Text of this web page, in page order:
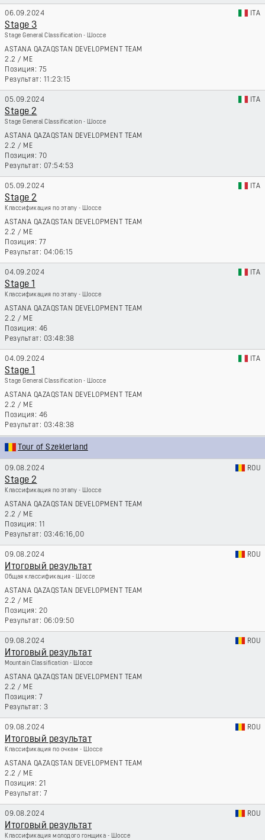
06.09.2024 ITA
Stage 3
Stage General Classification - Шоссе
ASTANA QAZAQSTAN DEVELOPMENT TEAM
2.2 / ME
75
11:23:15
05.09.2024 ITA
Stage 2
Stage General Classification - Шоссе
ASTANA QAZAQSTAN DEVELOPMENT TEAM
2.2 / ME
70
07:54:53
05.09.2024 ITA
Stage 2
Классификация по этапу - Шоссе
ASTANA QAZAQSTAN DEVELOPMENT TEAM
2.2 / ME
77
04:06:15
04.09.2024 ITA
Stage 1
Классификация по этапу - Шоссе
ASTANA QAZAQSTAN DEVELOPMENT TEAM
2.2 / ME
46
03:48:38
04.09.2024 ITA
Stage 1
Stage General Classification - Шоссе
ASTANA QAZAQSTAN DEVELOPMENT TEAM
2.2 / ME
46
03:48:38
Tour of Szeklerland
09.08.2024 ROU
Stage 2
Классификация по этапу - Шоссе
ASTANA QAZAQSTAN DEVELOPMENT TEAM
2.2 / ME
11
03:46:16,00
09.08.2024 ROU
Итоговый результат
Общая классификация - Шоссе
ASTANA QAZAQSTAN DEVELOPMENT TEAM
2.2 / ME
20
06:09:50
09.08.2024 ROU
Итоговый результат
Mountain Classification - Шоссе
ASTANA QAZAQSTAN DEVELOPMENT TEAM
2.2 / ME
7
3
09.08.2024 ROU
Итоговый результат
Классификация по очкам - Шоссе
ASTANA QAZAQSTAN DEVELOPMENT TEAM
2.2 / ME
21
7
09.08.2024 ROU
Итоговый результат
Классификация молодого гонщика - Шоссе